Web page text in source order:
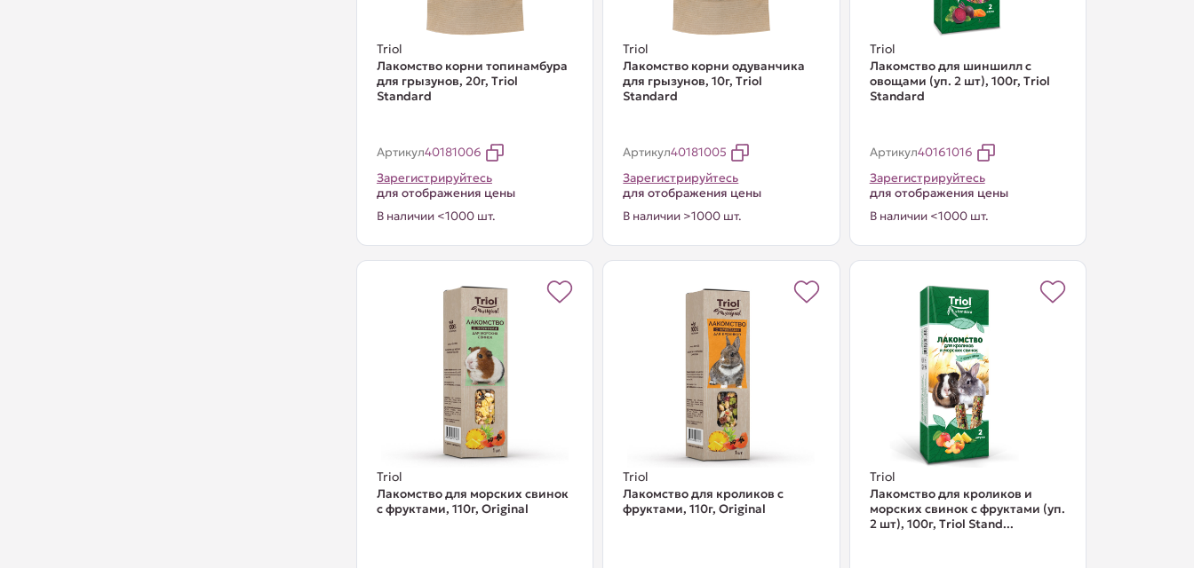
Triol
Лакомство корни топинамбура
для грызунов, 20г, Тriol
Standard
Артикул40181006
Зарегистрируйтесь
для отображения цены
В наличии <1000 шт.
Triol
Лакомство корни одуванчика
для грызунов, 10г, Тriol
Standard
Артикул40181005
Зарегистрируйтесь
для отображения цены
В наличии >1000 шт.
Triol
Лакомство для шиншилл с
овощами (уп. 2 шт), 100г, Тriol
Standard
Артикул40161016
Зарегистрируйтесь
для отображения цены
В наличии <1000 шт.
Triol
Лакомство для морских свинок
с фруктами, 110г, Original
Triol
Лакомство для кроликов с
фруктами, 110г, Original
Triol
Лакомство для кроликов и
морских свинок с фруктами (уп.
2 шт), 100г, Тriol Stand...